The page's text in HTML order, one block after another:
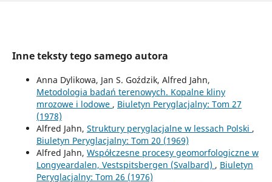
Inne teksty tego samego autora
Anna Dylikowa, Jan S. Goździk, Alfred Jahn,
Metodologia badań terenowych. Kopalne kliny
mrozowe i lodowe , Biuletyn Peryglacjalny: Tom 27
(1978)
Alfred Jahn, Struktury peryglacjalne w lessach Polski ,
Biuletyn Peryglacjalny: Tom 20 (1969)
Alfred Jahn, Współczesne procesy geomorfologiczne w
Longyeardalen, Vestspitsbergen (Svalbard) , Biuletyn
Peryglacjalny: Tom 26 (1976)